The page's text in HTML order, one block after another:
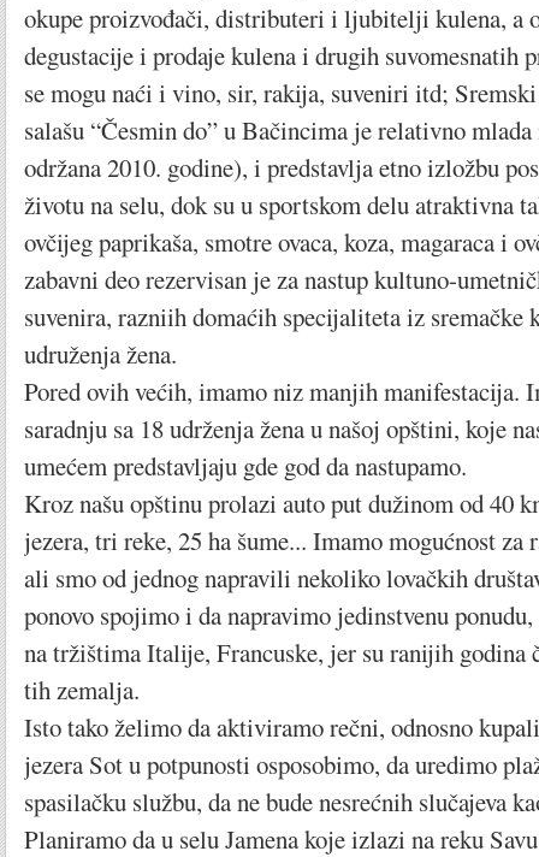
okupe proizvođači, distributeri i ljubitelji kulena, a
degustacije i prodaje kulena i drugih suvomesnatih
se mogu naći i vino, sir, rakija, suveniri itd;
salašu “Česmin do” u Bačincima je relativno
održana 2010. godine), i predstavlja etno izložbu
životu na selu, dok su u sportskom delu atraktivna
ovčijeg paprikaša, smotre ovaca, koza, magaraca i
zabavni deo rezervisan je za nastup kultuno-
suvenira, razniih domaćih specijaliteta iz sremačke
udruženja žena.
Pored ovih većih, imamo niz manjih manifestacija.
saradnju sa 18 udrženja žena u našoj opštini, koje
umećem predstavljaju gde god da nastupamo.
Kroz našu opštinu prolazi auto put dužinom od 40
jezera, tri reke, 25 ha šume... Imamo mogućnost
ali smo od jednog napravili nekoliko lovačkih
ponovo spojimo i da napravimo jedinstvenu ponudu,
na tržištima Italije, Francuske, jer su ranijih godina
tih zemalja.
Isto tako želimo da aktiviramo rečni, odnosno
jezera Sot u potpunosti osposobimo, da uredimo
spasilačku službu, da ne bude nesrećnih slučajeva
Planiramo da u selu Jamena koje izlazi na reku